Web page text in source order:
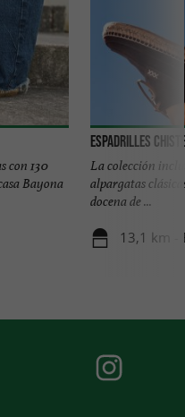
con 130
Bayona
Espadrilles
La colección
alpargatas
docena de ...
13,1 km -